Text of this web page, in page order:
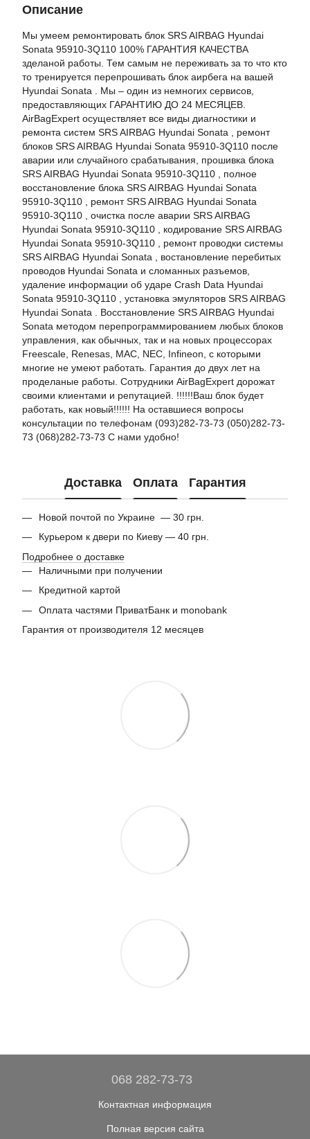
Описание
Мы умеем ремонтировать блок SRS AIRBAG Hyundai
Sonata 95910-3Q110 100% ГАРАНТИЯ КАЧЕСТВА
зделаной работы. Тем самым не переживать за то что кто
то тренируется перепрошивать блок аирбега на вашей
Hyundai Sonata . Мы – один из немногих сервисов,
предоставляющих ГАРАНТИЮ ДО 24 МЕСЯЦЕВ.
AirBagExpert осуществляет все виды диагностики и
ремонта систем SRS AIRBAG Hyundai Sonata , ремонт
блоков SRS AIRBAG Hyundai Sonata 95910-3Q110 после
аварии или случайного срабатывания, прошивка блока
SRS AIRBAG Hyundai Sonata 95910-3Q110 , полное
восстановление блока SRS AIRBAG Hyundai Sonata
95910-3Q110 , ремонт SRS AIRBAG Hyundai Sonata
95910-3Q110 , очистка после аварии SRS AIRBAG
Hyundai Sonata 95910-3Q110 , кодирование SRS AIRBAG
Hyundai Sonata 95910-3Q110 , ремонт проводки системы
SRS AIRBAG Hyundai Sonata , востановление перебитых
проводов Hyundai Sonata и сломанных разъемов,
удаление информации об ударе Crash Data Hyundai
Sonata 95910-3Q110 , установка эмуляторов SRS AIRBAG
Hyundai Sonata . Восстановление SRS AIRBAG Hyundai
Sonata методом перепрограммированием любых блоков
управления, как обычных, так и на новых процессорах
Freescale, Renesas, MAC, NEC, Infineon, с которыми
многие не умеют работать. Гарантия до двух лет на
проделаные работы. Сотрудники AirBagExpert дорожат
своими клиентами и репутацией. !!!!!!Ваш блок будет
работать, как новый!!!!!! На оставшиеся вопросы
консультации по телефонам (093)282-73-73 (050)282-73-
73 (068)282-73-73 С нами удобно!
Доставка Оплата Гарантия
Новой почтой по Украине — 30 грн.
Курьером к двери по Киеву — 40 грн.
Подробнее о доставке
Наличными при получении
Кредитной картой
Оплата частями ПриватБанк и monobank
Гарантия от производителя 12 месяцев
068 282-73-73
Контактная информация
Полная версия сайта